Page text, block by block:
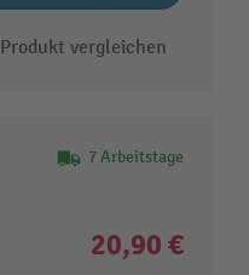
Produkt vergleichen
7 Arbeitstage
20,90 €